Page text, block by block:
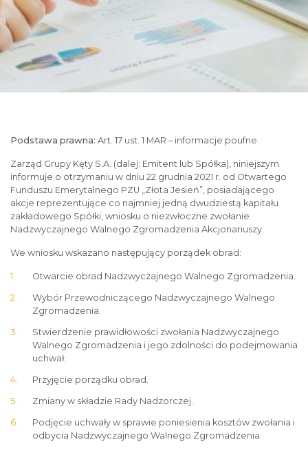
Podstawa prawna: Art. 17 ust. 1 MAR – informacje poufne.
Zarząd Grupy Kęty S.A. (dalej: Emitent lub Spółka), niniejszym
informuje o otrzymaniu w dniu 22 grudnia 2021 r. od Otwartego
Funduszu Emerytalnego PZU „Złota Jesień”, posiadającego
akcje reprezentujące co najmniej jedną dwudziestą kapitału
zakładowego Spółki, wniosku o niezwłoczne zwołanie
Nadzwyczajnego Walnego Zgromadzenia Akcjonariuszy.
We wniosku wskazano następujący porządek obrad:
Otwarcie obrad Nadzwyczajnego Walnego Zgromadzenia.
Wybór Przewodniczącego Nadzwyczajnego Walnego
Zgromadzenia.
Stwierdzenie prawidłowości zwołania Nadzwyczajnego
Walnego Zgromadzenia i jego zdolności do podejmowania
uchwał.
Przyjęcie porządku obrad.
Zmiany w składzie Rady Nadzorczej.
Podjęcie uchwały w sprawie poniesienia kosztów zwołania i
odbycia Nadzwyczajnego Walnego Zgromadzenia.